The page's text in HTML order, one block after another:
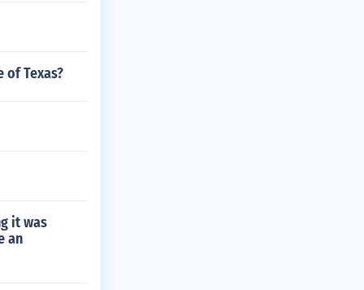
of Texas?
it was
an